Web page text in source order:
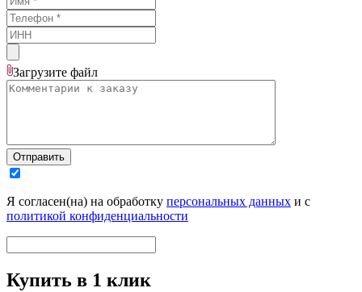
Загрузите файл
Отправить
Я согласен(на) на обработку персональных данных и с
политикой конфиденциальности
Купить в 1 клик